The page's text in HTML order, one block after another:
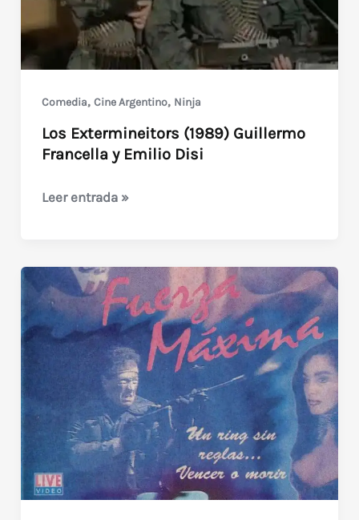
Comedia, Cine Argentino, Ninja
Los Extermineitors (1989) Guillermo
Francella y Emilio Disi
Los
Guillermo
Francella
y
Emilio
Leer entrada »